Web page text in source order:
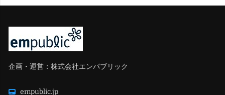
企画・運営：株式会社エンパブリック
empublic.jp